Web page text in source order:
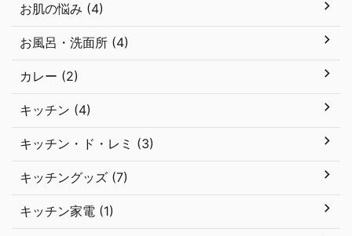
お肌の悩み (4)
お風呂・洗面所 (4)
カレー (2)
キッチン (4)
キッチン・ド・レミ (3)
キッチングッズ (7)
キッチン家電 (1)